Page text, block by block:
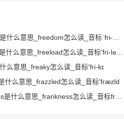
freeload是什么意思_freeload怎么读_音标'fri-ləʊd
么意思_freaky怎么读_音标'fri-kɪ
什么意思_frazzled怎么读_音标'fræzld
frankness是什么意思_frankness怎么读_音标fræŋknəs